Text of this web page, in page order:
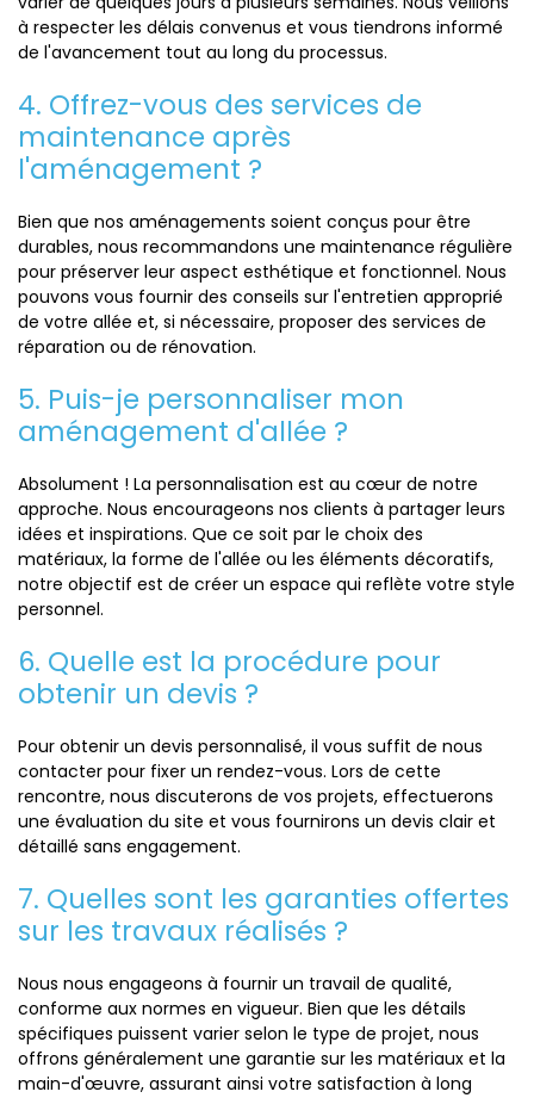
à respecter les délais convenus et vous tiendrons informé
de l'avancement tout au long du processus.
4. Offrez-vous des services de
maintenance après
l'aménagement ?
Bien que nos aménagements soient conçus pour être
durables, nous recommandons une maintenance régulière
pour préserver leur aspect esthétique et fonctionnel. Nous
pouvons vous fournir des conseils sur l'entretien approprié
de votre allée et, si nécessaire, proposer des services de
réparation ou de rénovation.
5. Puis-je personnaliser mon
aménagement d'allée ?
Absolument ! La personnalisation est au cœur de notre
approche. Nous encourageons nos clients à partager leurs
idées et inspirations. Que ce soit par le choix des
matériaux, la forme de l'allée ou les éléments décoratifs,
notre objectif est de créer un espace qui reflète votre style
personnel.
6. Quelle est la procédure pour
obtenir un devis ?
Pour obtenir un devis personnalisé, il vous suffit de nous
contacter pour fixer un rendez-vous. Lors de cette
rencontre, nous discuterons de vos projets, effectuerons
une évaluation du site et vous fournirons un devis clair et
détaillé sans engagement.
7. Quelles sont les garanties offertes
sur les travaux réalisés ?
Nous nous engageons à fournir un travail de qualité,
conforme aux normes en vigueur. Bien que les détails
spécifiques puissent varier selon le type de projet, nous
offrons généralement une garantie sur les matériaux et la
main-d'œuvre, assurant ainsi votre satisfaction à long